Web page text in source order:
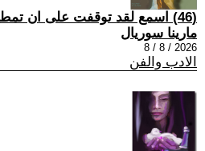
(46) اسمع لقد توقفت على ان تمطر
مارينا سوريال
2026 / 8 / 8
الادب والفن